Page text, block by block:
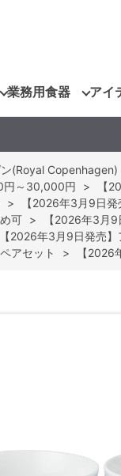
業務用食器 アイ
(Royal Copenhagen)
円～30,000円 >
【
>
【2026年3月9日
可 >
【2026年3月
【2026年3月9日発売
ペアセット > 【